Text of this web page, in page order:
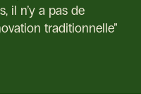
il n’y a pas de
traditionnelle”